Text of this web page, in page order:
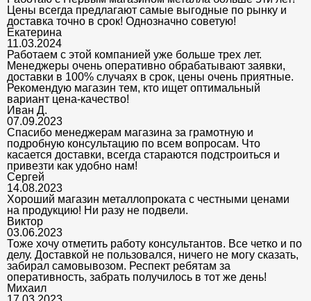
Цены всегда предлагают самые выгодные по рынку и
доставка точно в срок! Однозначно советую!
Екатерина
11.03.2024
Работаем с этой компанией уже больше трех лет.
Менеджеры очень оперативно обрабатывают заявки,
доставки в 100% случаях в срок, цены очень приятные.
Рекомендую магазин тем, кто ищет оптимальный
вариант цена-качество!
Иван Д.
07.09.2023
Спасибо менеджерам магазина за грамотную и
подробную консультацию по всем вопросам. Что
касается доставки, всегда стараются подстроиться и
привезти как удобно нам!
Сергей
14.08.2023
Хороший магазин металлопроката с честными ценами
на продукцию! Ни разу не подвели.
Виктор
03.06.2023
Тоже хочу отметить работу консультантов. Все четко и по
делу. Доставкой не пользовался, ничего не могу сказать,
забирал самовывозом. Респект ребятам за
оперативность, забрать получилось в тот же день!
Михаил